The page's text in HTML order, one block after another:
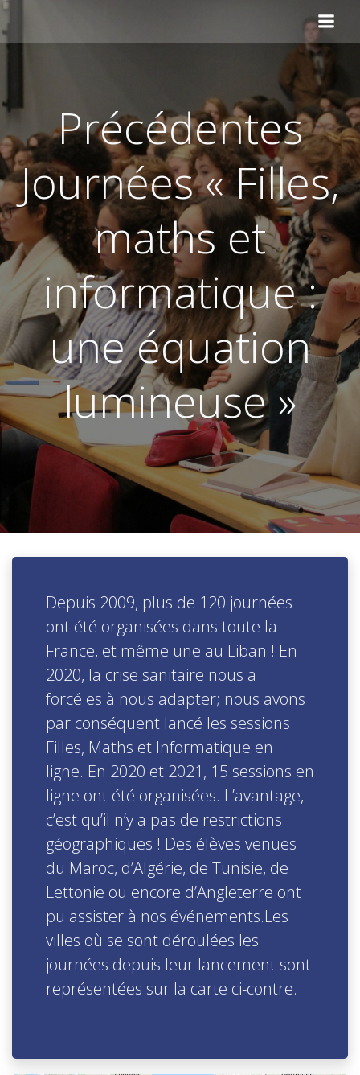
contenu
Précédentes
Journées « Filles,
maths et
informatique :
une équation
lumineuse »
Depuis 2009, plus de 120 journées
ont été organisées dans toute la
France, et même une au Liban ! En
2020, la crise sanitaire nous a
forcé·es à nous adapter; nous avons
par conséquent lancé les sessions
Filles, Maths et Informatique en
ligne. En 2020 et 2021, 15 sessions en
ligne ont été organisées. L’avantage,
c’est qu’il n’y a pas de restrictions
géographiques ! Des élèves venues
du Maroc, d’Algérie, de Tunisie, de
Lettonie ou encore d’Angleterre ont
pu assister à nos événements.Les
villes où se sont déroulées les
journées depuis leur lancement sont
représentées sur la carte ci-contre.